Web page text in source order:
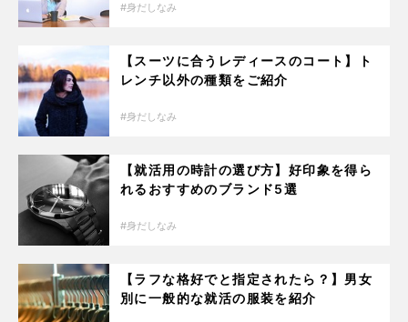
身だしなみ
【スーツに合うレディースのコート】ト
レンチ以外の種類をご紹介
身だしなみ
【就活用の時計の選び方】好印象を得ら
れるおすすめのブランド5選
身だしなみ
【ラフな格好でと指定されたら？】男女
別に一般的な就活の服装を紹介